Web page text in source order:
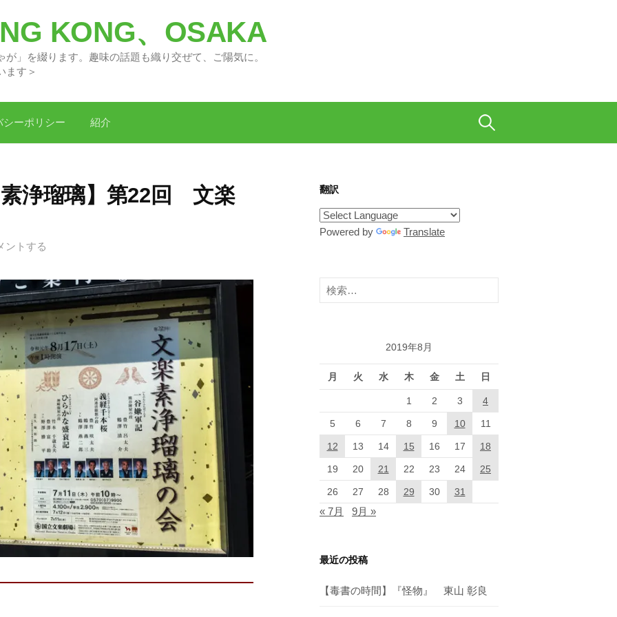
KONG、OSAKA
の「どがちゃが」を綴ります。趣味の話題も織り交ぜて、ご陽気に。
ます＞
シーポリシー 紹介 検
浄瑠璃】第22回 文楽
ントする
翻訳
Powered by Translate
検
索:
2019年8月
月 火 水 木 金 土 日
1 2 3 4
5 6 7 8 9 10 11
12 13 14 15 16 17 18
19 20 21 22 23 24 25
26 27 28 29 30 31
« 7月 9月 »
最近の投稿
【毒書の時間】『怪物』 東山 彰良